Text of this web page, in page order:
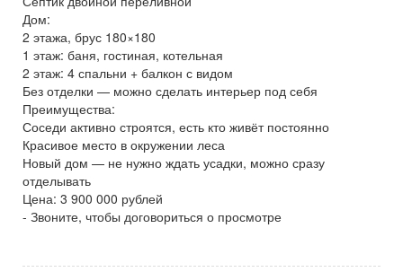
Дом:
2 этажа, брус 180×180
1 этаж: баня, гостиная, котельная
2 этаж: 4 спальни + балкон с видом
Без отделки — можно сделать интерьер под себя
Преимущества:
Соседи активно строятся, есть кто живёт постоянно
Красивое место в окружении леса
Новый дом — не нужно ждать усадки, можно сразу
отделывать
Цена: 3 900 000 рублей
- Звоните, чтобы договориться о просмотре